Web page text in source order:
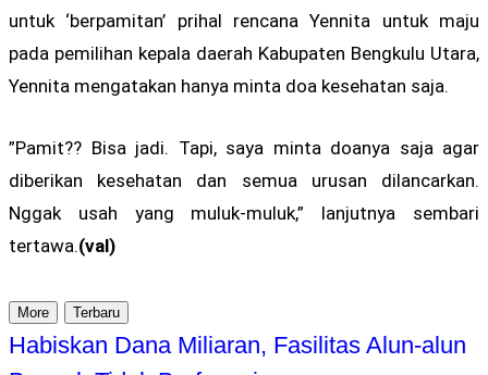
untuk ‘berpamitan’ prihal rencana Yennita untuk maju
pada pemilihan kepala daerah Kabupaten Bengkulu Utara,
Yennita mengatakan hanya minta doa kesehatan saja.
”Pamit?? Bisa jadi. Tapi, saya minta doanya saja agar
diberikan kesehatan dan semua urusan dilancarkan.
Nggak usah yang muluk-muluk,” lanjutnya sembari
tertawa.(val)
More Terbaru
Habiskan Dana Miliaran, Fasilitas Alun-alun